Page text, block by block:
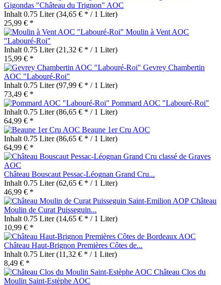
Gigondas "Château du Trignon" AOC
Inhalt 0.75 Liter(34,65 € * / 1 Liter)
25,99 € *
Moulin à Vent AOC
"Labouré-Roi"
Inhalt 0.75 Liter(21,32 € * / 1 Liter)
15,99 € *
Gevrey Chambertin
AOC "Labouré-Roi"
Inhalt 0.75 Liter(97,99 € * / 1 Liter)
73,49 € *
Pommard AOC "Labouré-Roi"
Inhalt 0.75 Liter(86,65 € * / 1 Liter)
64,99 € *
Beaune 1er Cru AOC
Inhalt 0.75 Liter(86,65 € * / 1 Liter)
64,99 € *
Château Bouscaut Pessac-Léognan Grand Cru...
Inhalt 0.75 Liter(62,65 € * / 1 Liter)
46,99 € *
Château
Moulin de Curat Puisseguin...
Inhalt 0.75 Liter(14,65 € * / 1 Liter)
10,99 € *
Château Haut-Brignon Premières Côtes de...
Inhalt 0.75 Liter(11,32 € * / 1 Liter)
8,49 € *
Château Clos du
Moulin Saint-Estèphe AOC